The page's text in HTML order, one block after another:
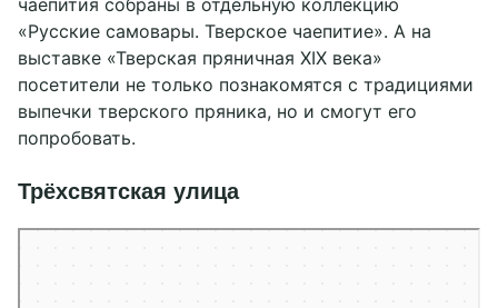
чаепития собраны в отдельную коллекцию
«Русские самовары. Тверское чаепитие». А на
выставке «Тверская пряничная XIX века»
посетители не только познакомятся с традициями
выпечки тверского пряника, но и смогут его
попробовать.
Трёхсвятская улица